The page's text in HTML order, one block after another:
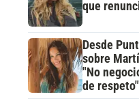
que
Desde
sobre
"No
de respeto"